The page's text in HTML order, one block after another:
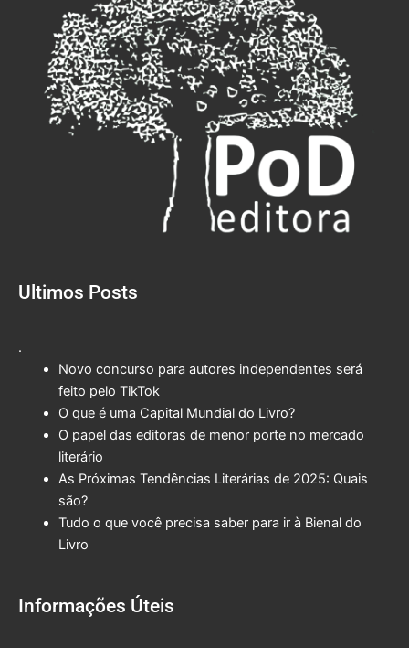
Ultimos Posts
.
Novo concurso para autores independentes será
feito pelo TikTok
O que é uma Capital Mundial do Livro?
O papel das editoras de menor porte no mercado
literário
As Próximas Tendências Literárias de 2025: Quais
são?
Tudo o que você precisa saber para ir à Bienal do
Livro
Informações Úteis